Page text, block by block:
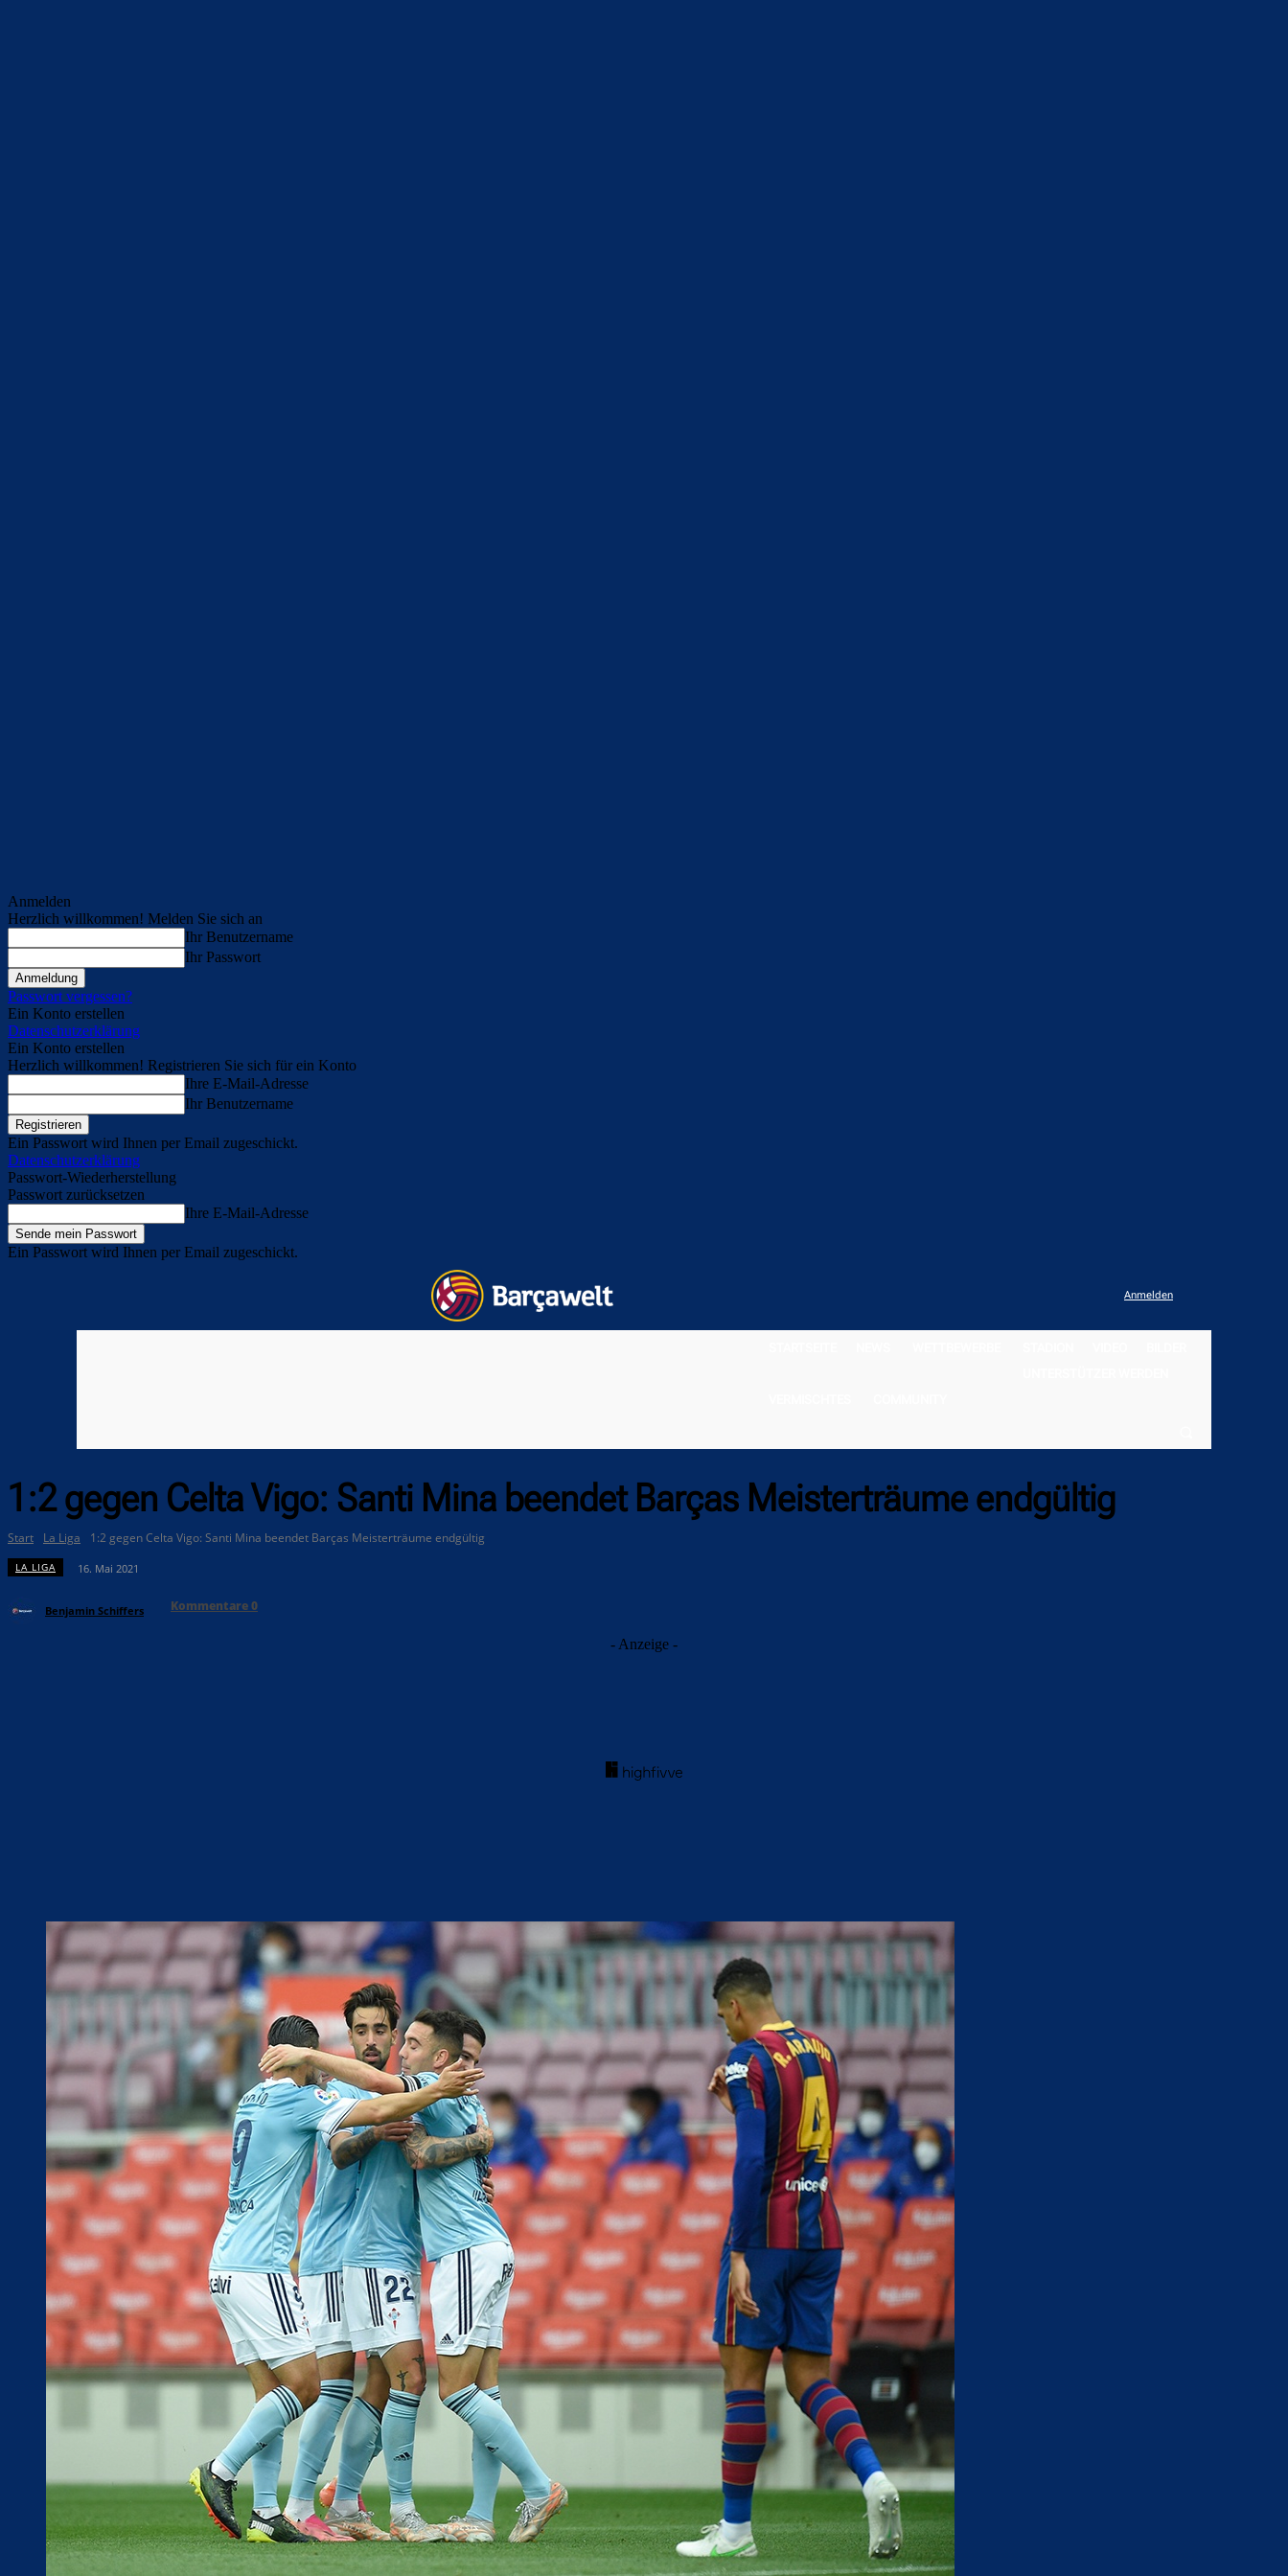
Anmelden
Herzlich willkommen! Melden Sie sich an
Ihr Benutzername
Ihr Passwort
Passwort vergessen?
Ein Konto erstellen
Datenschutzerklärung
Ein Konto erstellen
Herzlich willkommen! Registrieren Sie sich für ein Konto
Ihre E-Mail-Adresse
Ihr Benutzername
Ein Passwort wird Ihnen per Email zugeschickt.
Datenschutzerklärung
Passwort-Wiederherstellung
Passwort zurücksetzen
Ihre E-Mail-Adresse
Ein Passwort wird Ihnen per Email zugeschickt.
Anmelden
1:2 gegen Celta Vigo: Santi Mina beendet Barças Meisterträume endgültig
Start La Liga 1:2 gegen Celta Vigo: Santi Mina beendet Barças Meisterträume endgültig
LA LIGA 16. Mai 2021
Benjamin Schiffers Kommentare0
- Anzeige -